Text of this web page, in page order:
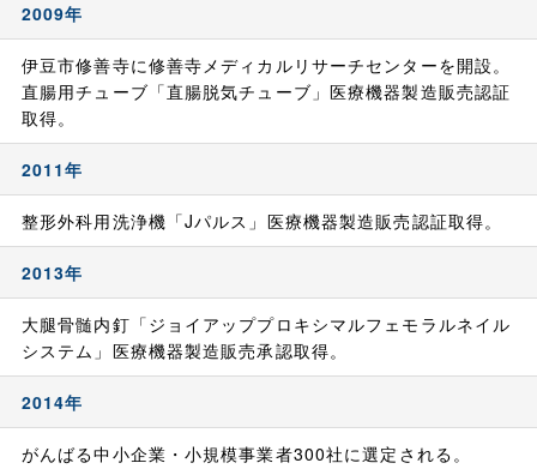
2009年
伊豆市修善寺に修善寺メディカルリサーチセンターを開設。
直腸用チューブ「直腸脱気チューブ」医療機器製造販売認証
取得。
2011年
整形外科用洗浄機「Jパルス」医療機器製造販売認証取得。
2013年
大腿骨髄内釘「ジョイアッププロキシマルフェモラルネイル
システム」医療機器製造販売承認取得。
2014年
がんばる中小企業・小規模事業者300社に選定される。